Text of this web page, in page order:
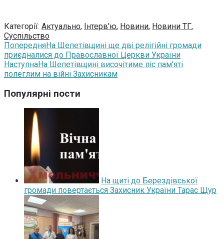
Категорії: Актуально, Інтерв'ю, Новини, Новини ТГ,
Суспільство
ПопередняНа Шепетівщині ще дві релігійні громади
приєдналися до Православної Церкви України
НаступнаНа Шепетівщині височітиме ліс пам’яті
полеглим на війні Захисникам
Популярні пости
На щиті до Берездівської
громади повертається Захисник України Тарас Щур